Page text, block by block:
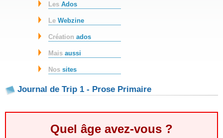
LesAdos
LeWebzine
Créationados
Maisaussi
Nossites
Journal de Trip 1 - Prose Primaire
Quel âge avez-vous ?